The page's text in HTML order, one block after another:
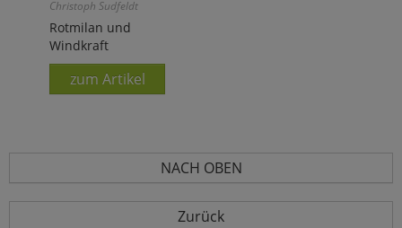
Christoph Sudfeldt
Rotmilan und
Windkraft
zum Artikel
NACH OBEN
Zurück